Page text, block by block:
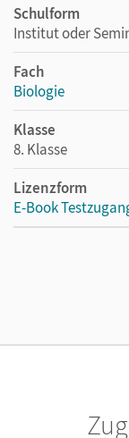
Schulform
Institut oder
Fach
Biologie
Klasse
8. Klasse
Lizenzform
E-Book